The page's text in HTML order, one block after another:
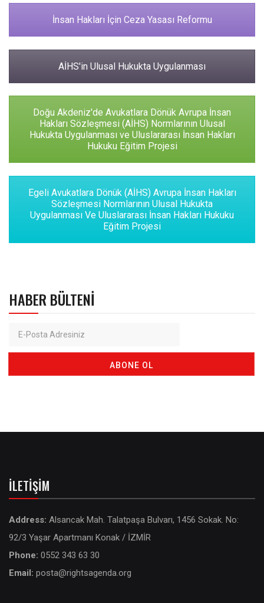
İnsan Hakları İçin Ceza Yasası Reformu
AİHS'in Ulusal Hukukta Uygulanması
Doğu Akdeniz'de Avukatlara Dönük Avrupa İnsan
Hakları Sözleşmesi (AİHS) Normlarının Ulusal
Hukukta Uygulanması ve Uluslararası İnsan Hakları
Hukuku Eğitim Projesi
Egeli Avukatlara Dönük (AİHS) Avrupa İnsan Hakları
Sözleşmesi Normlarının Ulusal Hukukta
Uygulanması Ve Uluslararası İnsan Hakları Hukuku
Eğitim Projesi
HABER BÜLTENI
İLETIŞIM
Address: Alsancak Mah. Talatpaşa Bulvarı, 1456 Sokak. No:
92/3 Yaşar Apartmanı Konak / İZMİR
Phone: 0552 343 63 30
Email: posta@rightsagenda.org